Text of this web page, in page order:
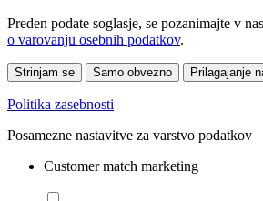
Preden podate soglasje, se pozanimajte v
o varovanju osebnih podatkov.
Strinjam se Samo obvezno Prilagajanje
Politika zasebnosti
Posamezne nastavitve za varstvo podatkov
Customer match marketing